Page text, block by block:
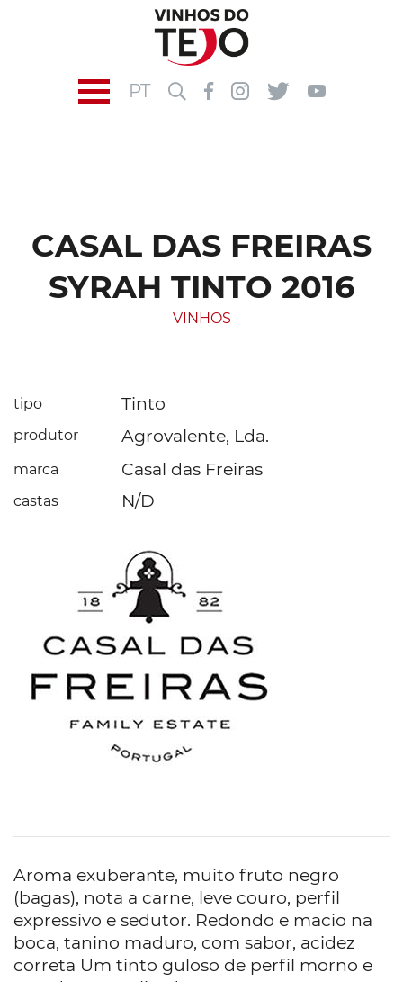
PT
CASAL DAS FREIRAS
SYRAH TINTO 2016
VINHOS
tipo Tinto
produtor Agrovalente, Lda.
marca Casal das Freiras
castas N/D
Aroma exuberante, muito fruto negro
(bagas), nota a carne, leve couro, perfil
expressivo e sedutor. Redondo e macio na
boca, tanino maduro, com sabor, acidez
correta Um tinto guloso de perfil morno e